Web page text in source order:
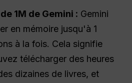
1M de Gemini : Gemini
en mémoire jusqu'à 1
à la fois. Cela signifie
télécharger des heures
dizaines de livres, et